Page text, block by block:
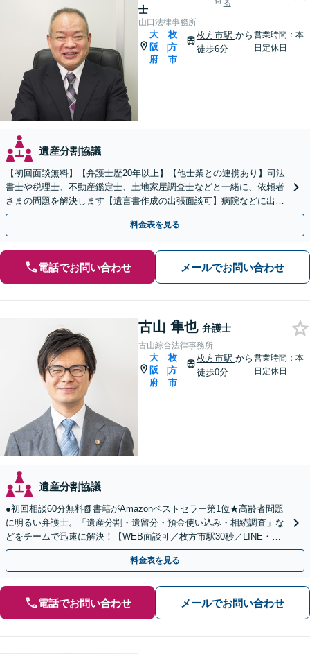
士
る
山口法律事務所
大
阪
府
|
枚
方
市
枚方市駅 から
徒歩6分
営業時間：本
日定休日
遺産分割協議
【初回面談無料】【弁護士歴20年以上】【他士業との連携あり】司法
書士や税理士、不動産鑑定士、土地家屋調査士などと一緒に、依頼者
さまの問題を解決します【遺言書作成の出張面談可】病院などに出張
します。適宜公証人も呼び、対応します【枚方市駅6分】
料金表を見る
電話でお問い合わせ メールでお問い合わせ
古山 隼也 弁護士
古山綜合法律事務所
大
阪
府
|
枚
方
市
枚方市駅 から
徒歩0分
営業時間：本
日定休日
遺産分割協議
●初回相談60分無料📗書籍がAmazonベストセラー第1位★高齢者問題
に明るい弁護士。「遺産分割・遺留分・預金使い込み・相続調査」な
どをチームで迅速に解決！【WEB面談可／枚方市駅30秒／LINE・電
話・メールで予約OK】
料金表を見る
電話でお問い合わせ メールでお問い合わせ